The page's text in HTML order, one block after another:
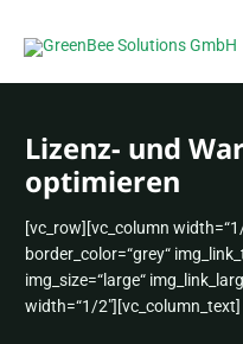
Inhalt
Lizenz- und
optimieren
[vc_row][vc_column
border_color=“grey“
img_size=“large“
width=“1/2″][vc_column_text]